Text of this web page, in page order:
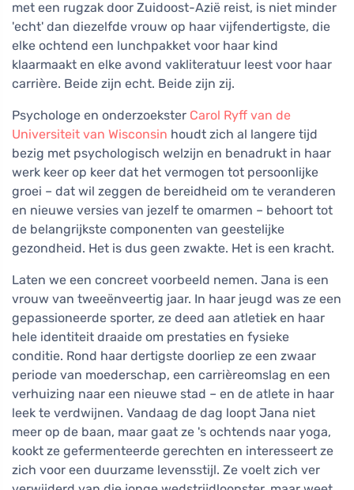
met een rugzak door Zuidoost-Azië reist, is niet minder
'echt' dan diezelfde vrouw op haar vijfendertigste, die
elke ochtend een lunchpakket voor haar kind
klaarmaakt en elke avond vakliteratuur leest voor haar
carrière. Beide zijn echt. Beide zijn zij.
Psychologe en onderzoekster Carol Ryff van de
Universiteit van Wisconsin houdt zich al langere tijd
bezig met psychologisch welzijn en benadrukt in haar
werk keer op keer dat het vermogen tot persoonlijke
groei – dat wil zeggen de bereidheid om te veranderen
en nieuwe versies van jezelf te omarmen – behoort tot
de belangrijkste componenten van geestelijke
gezondheid. Het is dus geen zwakte. Het is een kracht.
Laten we een concreet voorbeeld nemen. Jana is een
vrouw van tweeënveertig jaar. In haar jeugd was ze een
gepassioneerde sporter, ze deed aan atletiek en haar
hele identiteit draaide om prestaties en fysieke
conditie. Rond haar dertigste doorliep ze een zwaar
periode van moederschap, een carrièreomslag en een
verhuizing naar een nieuwe stad – en de atlete in haar
leek te verdwijnen. Vandaag de dag loopt Jana niet
meer op de baan, maar gaat ze 's ochtends naar yoga,
kookt ze gefermenteerde gerechten en interesseert ze
zich voor een duurzame levensstijl. Ze voelt zich ver